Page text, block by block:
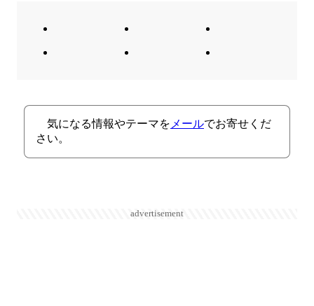
気になる情報やテーマを メールでお寄せくだ
さい。
advertisement